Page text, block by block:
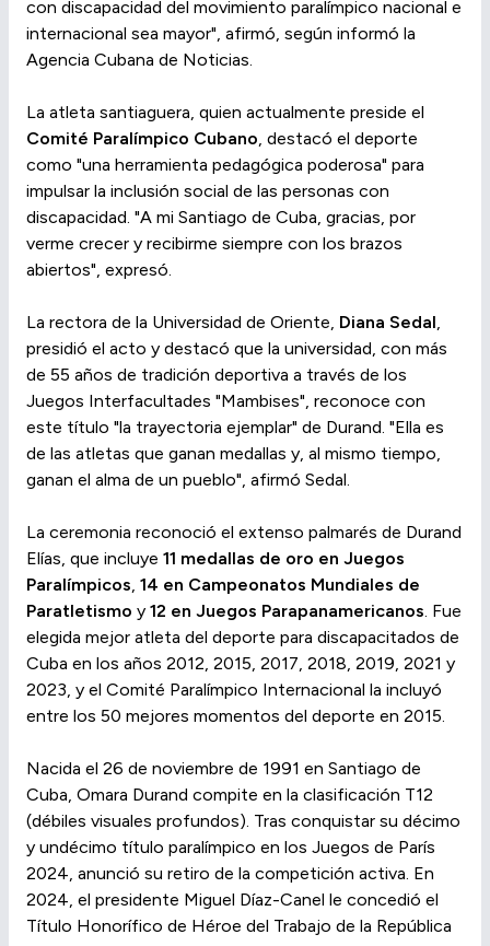
con discapacidad del movimiento paralímpico nacional e
internacional sea mayor", afirmó, según informó la
Agencia Cubana de Noticias.
La atleta santiaguera, quien actualmente preside el
Comité Paralímpico Cubano, destacó el deporte
como "una herramienta pedagógica poderosa" para
impulsar la inclusión social de las personas con
discapacidad. "A mi Santiago de Cuba, gracias, por
verme crecer y recibirme siempre con los brazos
abiertos", expresó.
La rectora de la Universidad de Oriente, Diana Sedal,
presidió el acto y destacó que la universidad, con más
de 55 años de tradición deportiva a través de los
Juegos Interfacultades "Mambises", reconoce con
este título "la trayectoria ejemplar" de Durand. "Ella es
de las atletas que ganan medallas y, al mismo tiempo,
ganan el alma de un pueblo", afirmó Sedal.
La ceremonia reconoció el extenso palmarés de Durand
Elías, que incluye 11 medallas de oro en Juegos
Paralímpicos, 14 en Campeonatos Mundiales de
Paratletismo y 12 en Juegos Parapanamericanos. Fue
elegida mejor atleta del deporte para discapacitados de
Cuba en los años 2012, 2015, 2017, 2018, 2019, 2021 y
2023, y el Comité Paralímpico Internacional la incluyó
entre los 50 mejores momentos del deporte en 2015.
Nacida el 26 de noviembre de 1991 en Santiago de
Cuba, Omara Durand compite en la clasificación T12
(débiles visuales profundos). Tras conquistar su décimo
y undécimo título paralímpico en los Juegos de París
2024, anunció su retiro de la competición activa. En
2024, el presidente Miguel Díaz-Canel le concedió el
Título Honorífico de Héroe del Trabajo de la República